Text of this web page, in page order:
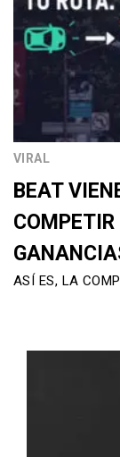
VIRAL
BEAT
COMPETIR
ASÍ ES, LA